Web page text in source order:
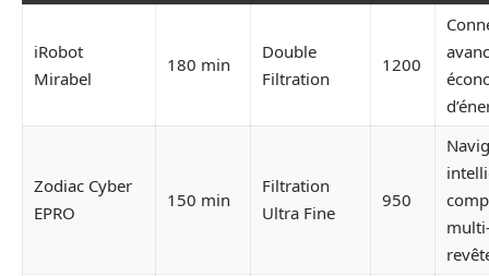
iRobot
Mirabel
180 min
Double
Filtration
1200
Zodiac Cyber
EPRO
150 min
Filtration
Ultra Fine
950